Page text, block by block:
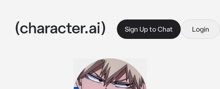
Sign Up to Chat Login